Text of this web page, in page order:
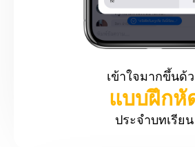
เข้าใจมากขึ้นด้
แบบฝึกหั
ประจำบทเรียน